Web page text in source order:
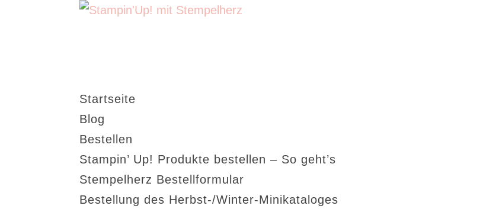
Startseite
Blog
Bestellen
Stampin’ Up! Produkte bestellen – So geht’s
Stempelherz Bestellformular
Bestellung des Herbst-/Winter-Minikataloges